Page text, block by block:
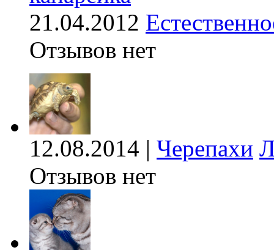
21.04.2012
Отзывов нет
12.08.2014 | Черепахи
Отзывов нет